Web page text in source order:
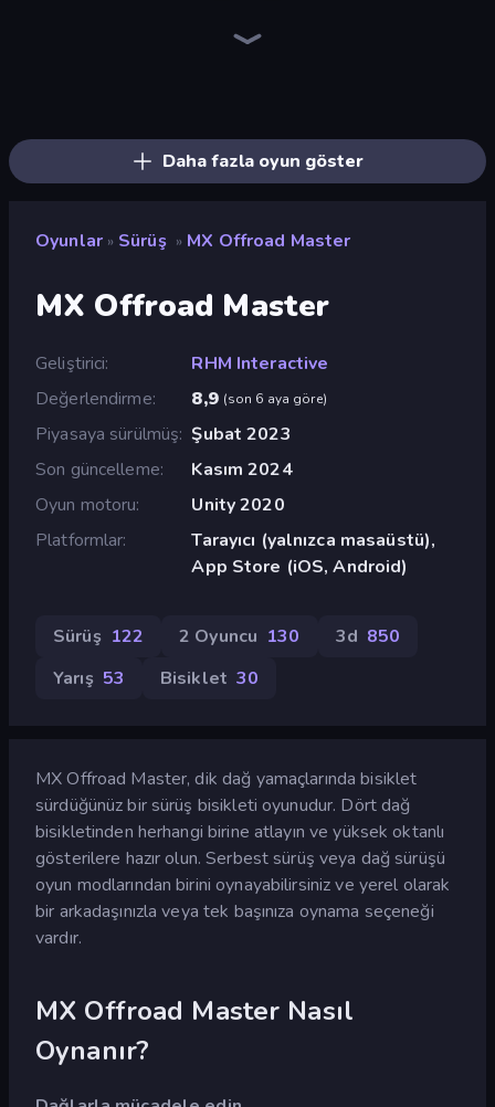
Daha fazla oyun göster
Oyunlar » Sürüş » MX Offroad Master
MX Offroad Master
Geliştirici
RHM Interactive
Değerlendirme
8,9 (son 6 aya göre)
Piyasaya sürülmüş Şubat 2023
Son güncelleme
Kasım 2024
Oyun motoru
Unity 2020
Platformlar
Tarayıcı (yalnızca masaüstü),
App Store (iOS, Android)
Sürüş 122 2 Oyuncu 130 3d 850
Yarış 53 Bisiklet 30
MX Offroad Master, dik dağ yamaçlarında bisiklet
sürdüğünüz bir sürüş bisikleti oyunudur. Dört dağ
bisikletinden herhangi birine atlayın ve yüksek oktanlı
gösterilere hazır olun. Serbest sürüş veya dağ sürüşü
oyun modlarından birini oynayabilirsiniz ve yerel olarak
bir arkadaşınızla veya tek başınıza oynama seçeneği
vardır.
MX Offroad Master Nasıl
Oynanır?